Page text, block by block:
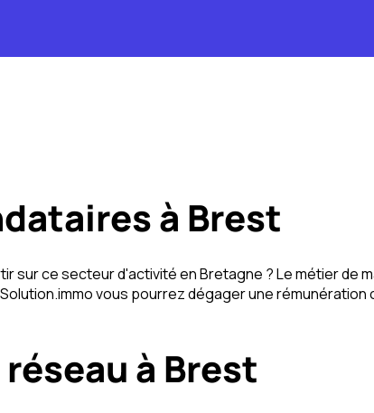
à Brest
sur ce secteur d'activité en Bretagne ? Le métier de
vous pourrez dégager une
à Brest